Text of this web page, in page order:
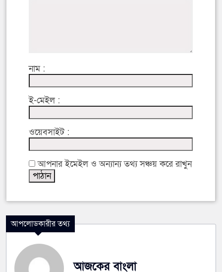
নাম :
ই-মেইল :
ওয়েবসাইট :
আপনার ইমেইল ও অন্যান্য তথ্য সঞ্চয় করে রাখুন
আপলোডকারীর তথ্য
আজকের বাংলা